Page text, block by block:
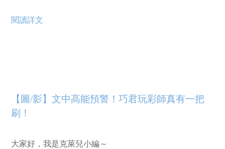
閱讀詳文
【圖/影】文中高能預警！巧君玩彩師真有一把
刷！
大家好，我是克萊兒小編～